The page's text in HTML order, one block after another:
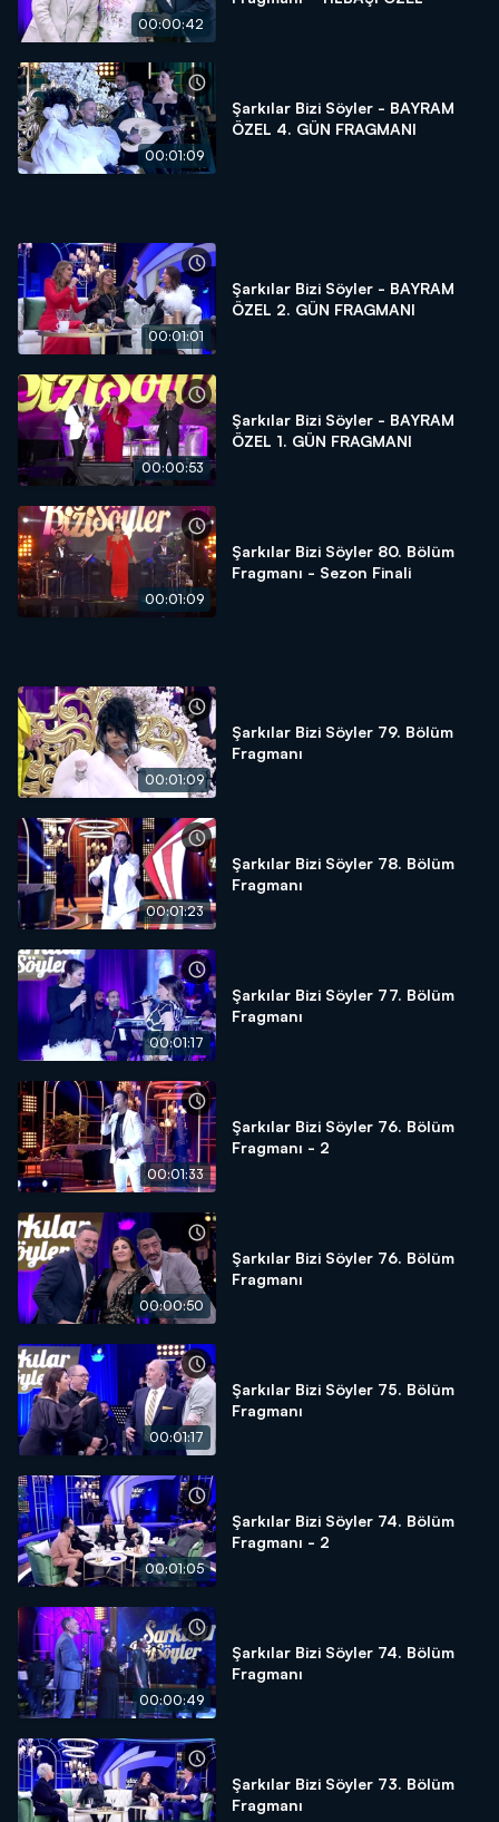
00:00:42
00:01:09
Şarkılar Bizi Söyler - BAYRAM
ÖZEL 4. GÜN FRAGMANI
00:01:01
Şarkılar Bizi Söyler - BAYRAM
ÖZEL 2. GÜN FRAGMANI
00:00:53
Şarkılar Bizi Söyler - BAYRAM
ÖZEL 1. GÜN FRAGMANI
00:01:09
Şarkılar Bizi Söyler 80. Bölüm
Fragmanı - Sezon Finali
00:01:09
Şarkılar Bizi Söyler 79. Bölüm
Fragmanı
00:01:23
Şarkılar Bizi Söyler 78. Bölüm
Fragmanı
00:01:17
Şarkılar Bizi Söyler 77. Bölüm
Fragmanı
00:01:33
Şarkılar Bizi Söyler 76. Bölüm
Fragmanı - 2
00:00:50
Şarkılar Bizi Söyler 76. Bölüm
Fragmanı
00:01:17
Şarkılar Bizi Söyler 75. Bölüm
Fragmanı
00:01:05
Şarkılar Bizi Söyler 74. Bölüm
Fragmanı - 2
00:00:49
Şarkılar Bizi Söyler 74. Bölüm
Fragmanı
Şarkılar Bizi Söyler 73. Bölüm
Fragmanı